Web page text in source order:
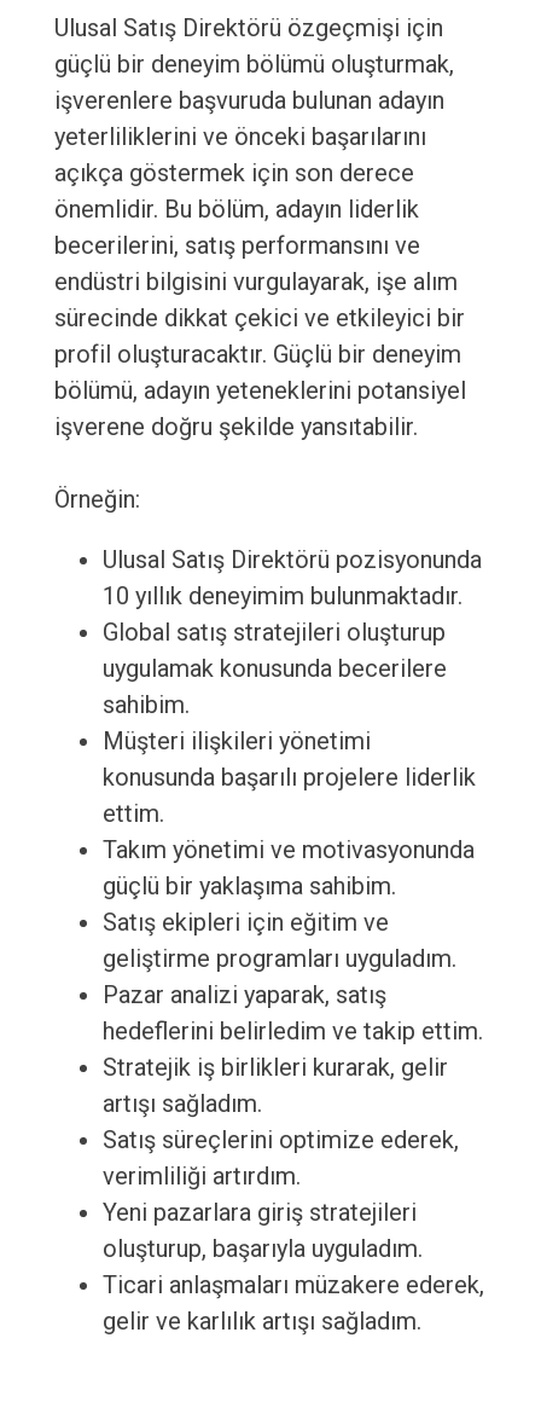
Ulusal Satış Direktörü özgeçmişi için
güçlü bir deneyim bölümü oluşturmak,
işverenlere başvuruda bulunan adayın
yeterliliklerini ve önceki başarılarını
açıkça göstermek için son derece
önemlidir. Bu bölüm, adayın liderlik
becerilerini, satış performansını ve
endüstri bilgisini vurgulayarak, işe alım
sürecinde dikkat çekici ve etkileyici bir
profil oluşturacaktır. Güçlü bir deneyim
bölümü, adayın yeteneklerini potansiyel
işverene doğru şekilde yansıtabilir.
Örneğin:
Ulusal Satış Direktörü pozisyonunda
10 yıllık deneyimim bulunmaktadır.
Global satış stratejileri oluşturup
uygulamak konusunda becerilere
sahibim.
Müşteri ilişkileri yönetimi
konusunda başarılı projelere liderlik
ettim.
Takım yönetimi ve motivasyonunda
güçlü bir yaklaşıma sahibim.
Satış ekipleri için eğitim ve
geliştirme programları uyguladım.
Pazar analizi yaparak, satış
hedeflerini belirledim ve takip ettim.
Stratejik iş birlikleri kurarak, gelir
artışı sağladım.
Satış süreçlerini optimize ederek,
verimliliği artırdım.
Yeni pazarlara giriş stratejileri
oluşturup, başarıyla uyguladım.
Ticari anlaşmaları müzakere ederek,
gelir ve karlılık artışı sağladım.